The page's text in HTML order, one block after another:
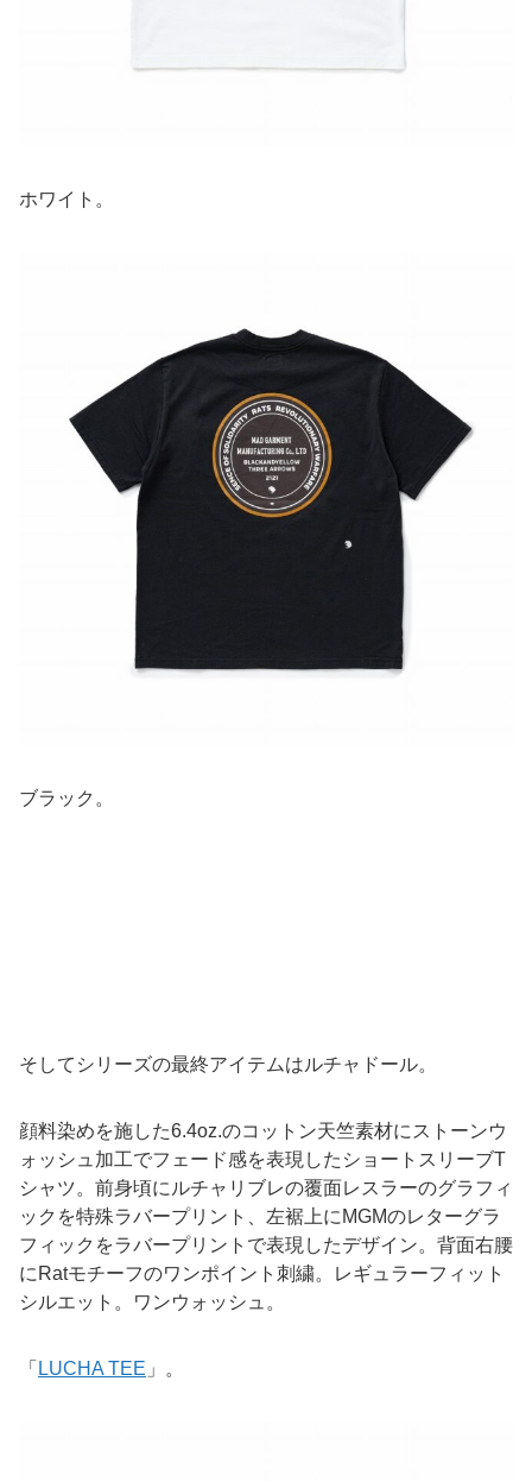
ホワイト。
ブラック。
そしてシリーズの最終アイテムはルチャドール。
顔料染めを施した6.4oz.のコットン天竺素材にストーンウ
ォッシュ加工でフェード感を表現したショートスリーブT
シャツ。前身頃にルチャリブレの覆面レスラーのグラフィ
ックを特殊ラバープリント、左裾上にMGMのレターグラ
フィックをラバープリントで表現したデザイン。背面右腰
にRatモチーフのワンポイント刺繍。レギュラーフィット
シルエット。ワンウォッシュ。
「 LUCHA TEE 」。